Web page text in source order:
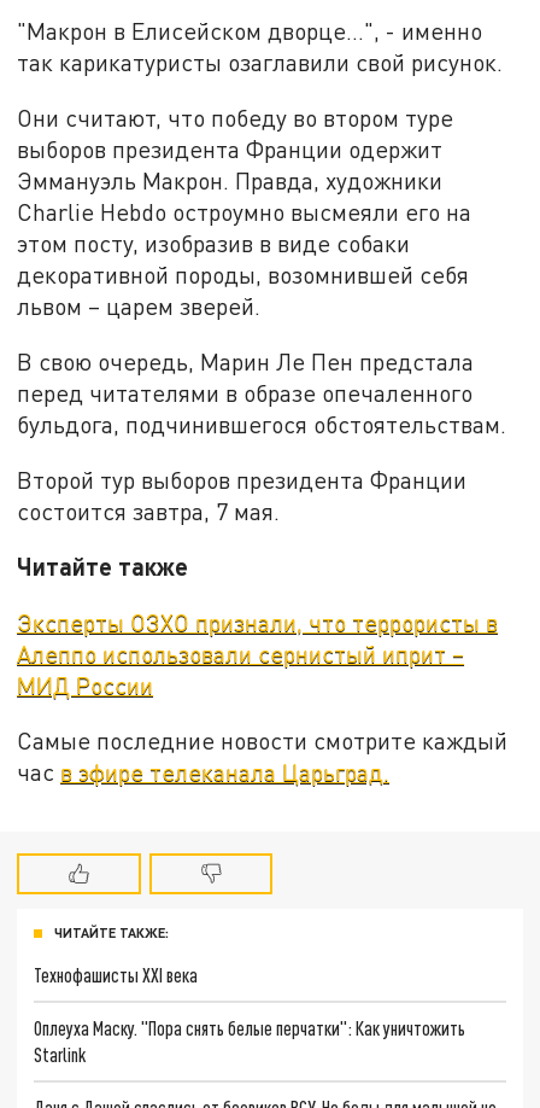
"Макрон в Елисейском дворце…", - именно
так карикатуристы озаглавили свой рисунок.
Они считают, что победу во втором туре
выборов президента Франции одержит
Эммануэль Макрон. Правда, художники
Charlie Hebdo остроумно высмеяли его на
этом посту, изобразив в виде собаки
декоративной породы, возомнившей себя
львом – царем зверей.
В свою очередь, Марин Ле Пен предстала
перед читателями в образе опечаленного
бульдога, подчинившегося обстоятельствам.
Второй тур выборов президента Франции
состоится завтра, 7 мая.
Читайте также
Эксперты ОЗХО признали, что террористы в
Алеппо использовали сернистый иприт –
МИД России
Самые последние новости смотрите каждый
час в эфире телеканала Царьград.
ЧИТАЙТЕ ТАКЖЕ:
Технофашисты XXI века
Оплеуха Маску. "Пора снять белые перчатки": Как уничтожить
Starlink